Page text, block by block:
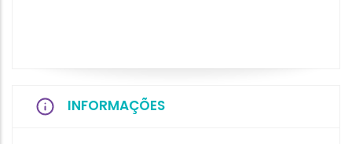
INFORMAÇÕES